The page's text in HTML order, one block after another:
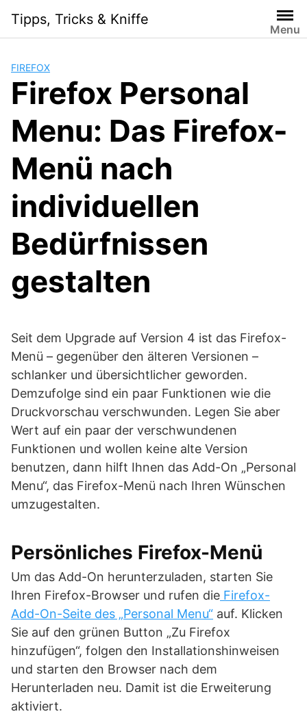
content
Tipps, Tricks & Kniffe
Menu
FIREFOX
Firefox Personal
Menu: Das Firefox-
Menü nach
individuellen
Bedürfnissen
gestalten
Seit dem Upgrade auf Version 4 ist das Firefox-
Menü – gegenüber den älteren Versionen –
schlanker und übersichtlicher geworden.
Demzufolge sind ein paar Funktionen wie die
Druckvorschau verschwunden. Legen Sie aber
Wert auf ein paar der verschwundenen
Funktionen und wollen keine alte Version
benutzen, dann hilft Ihnen das Add-On „Personal
Menu“, das Firefox-Menü nach Ihren Wünschen
umzugestalten.
Persönliches Firefox-Menü
Um das Add-On herunterzuladen, starten Sie
Ihren Firefox-Browser und rufen die Firefox-
Add-On-Seite des „Personal Menu“ auf. Klicken
Sie auf den grünen Button „Zu Firefox
hinzufügen“, folgen den Installationshinweisen
und starten den Browser nach dem
Herunterladen neu. Damit ist die Erweiterung
aktiviert.